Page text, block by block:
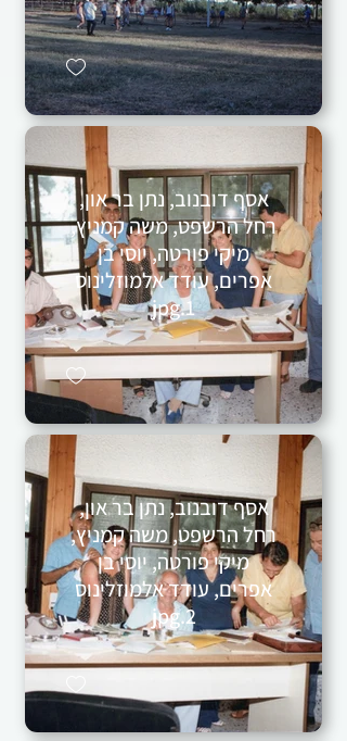
אסף דובנוב, נתן בר און,
רחל הרשפט, משה קמניץ,
מיקי פורטה, יוסי בן
אפרים, עודד אלמוזלינוס
1.jpg
אסף דובנוב, נתן בר און,
רחל הרשפט, משה קמניץ,
מיקי פורטה, יוסי בן
אפרים, עודד אלמוזלינוס
2.jpg